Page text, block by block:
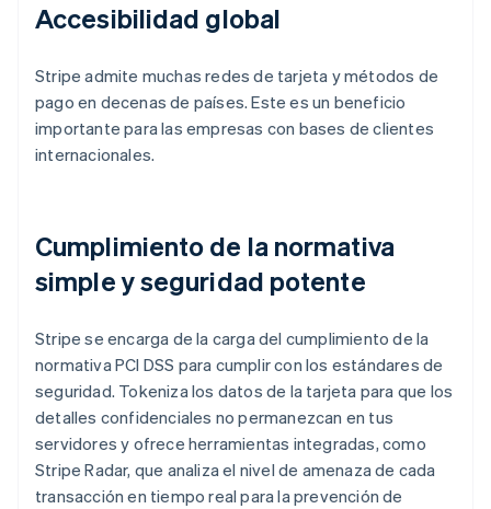
Accesibilidad global
Stripe admite muchas redes de tarjeta y métodos de
pago en decenas de países. Este es un beneficio
importante para las empresas con bases de clientes
internacionales.
Cumplimiento de la normativa
simple y seguridad potente
Stripe se encarga de la carga del cumplimiento de la
normativa PCI DSS para cumplir con los estándares de
seguridad. Tokeniza los datos de la tarjeta para que los
detalles confidenciales no permanezcan en tus
servidores y ofrece herramientas integradas, como
Stripe Radar, que analiza el nivel de amenaza de cada
transacción en tiempo real para la prevención de